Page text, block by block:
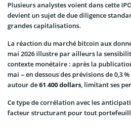
Plusieurs analystes voient dans cette
devient un sujet de due diligence
grandes capitalisations.
La réaction du marché bitcoin aux
mai 2026 illustre par ailleurs la
contexte monétaire : après la
mai – en dessous des prévisions de 0,3
autour de61 400 dollars, limitant ses
Ce type de corrélation avec les
facteur structurant pour tout